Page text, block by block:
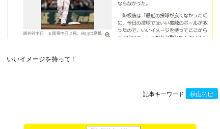
いいイメージを持って！
記事キーワード 秋山拓巳